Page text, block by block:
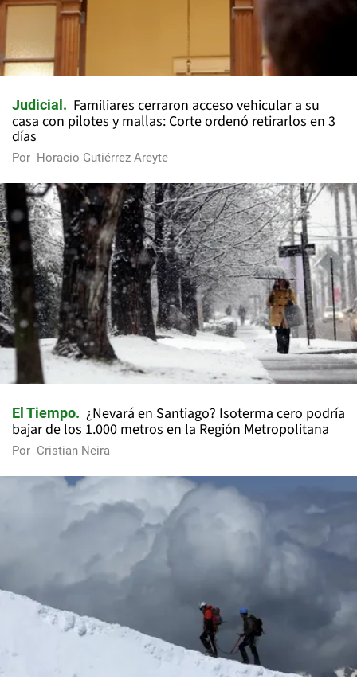
Judicial
Familiares cerraron acceso vehicular a su
casa con pilotes y mallas: Corte ordenó retirarlos en 3
días
Por Horacio Gutiérrez Areyte
El Tiempo
¿Nevará en Santiago? Isoterma cero podría
bajar de los 1.000 metros en la Región Metropolitana
Por Cristian Neira